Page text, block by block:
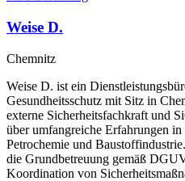
Weise D.
Chemnitz
Weise D. ist ein
Gesundheitsschutz mit Sitz in
externe Sicherheitsfachkraft und
über umfangreiche Erfahrungen
Petrochemie und
die Grundbetreuung gemäß
Koordination von